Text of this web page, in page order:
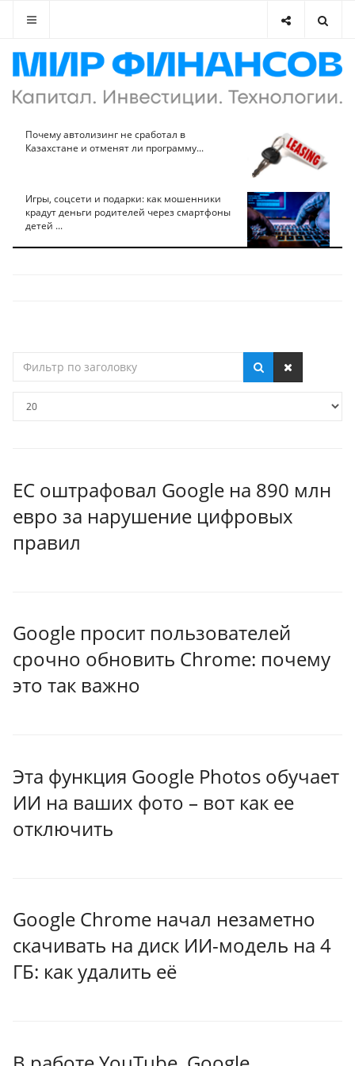
Почему автолизинг не сработал в
Казахстане и отменят ли программу...
Игры, соцсети и подарки: как мошенники
крадут деньги родителей через смартфоны
детей ...
по
ЕС оштрафовал Google на 890 млн
евро за нарушение цифровых
правил
Google просит пользователей
срочно обновить Chrome: почему
это так важно
Эта функция Google Photos обучает
ИИ на ваших фото – вот как ее
отключить
Google Chrome начал незаметно
скачивать на диск ИИ-модель на 4
ГБ: как удалить её